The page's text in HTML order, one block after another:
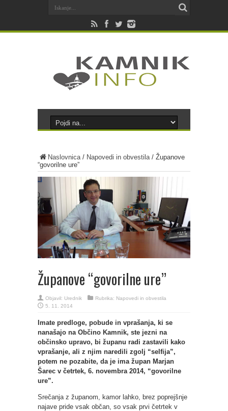
Naslovnica/ Napovedi in obvestila/ Županove
“govorilne ure”
Županove “govorilne ure”
Objavil: Urednik Rubrika: Napovedi in obvestila
5. 11. 2014
Imate predloge, pobude in vprašanja, ki se
nanašajo na Občino Kamnik, ste jezni na
občinsko upravo, bi županu radi zastavili kako
vprašanje, ali z njim naredili zgolj “selfija”,
potem ne pozabite, da je ima župan Marjan
Šarec v četrtek, 6. novembra 2014, “govorilne
ure”.
Srečanja z županom, kamor lahko, brez poprejšnje
najave pride vsak občan, so vsak prvi četrtek v